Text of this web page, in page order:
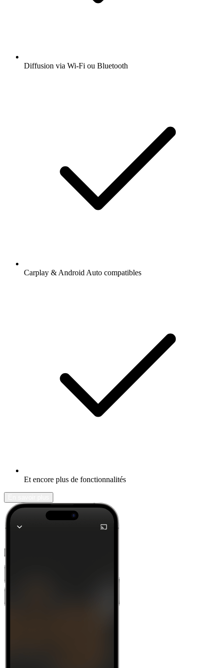
Diffusion via Wi-Fi ou Bluetooth
Carplay & Android Auto compatibles
Et encore plus de fonctionnalités